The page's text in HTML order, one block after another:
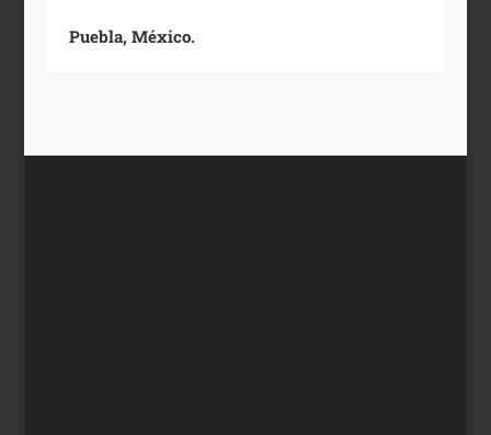
Puebla, México.